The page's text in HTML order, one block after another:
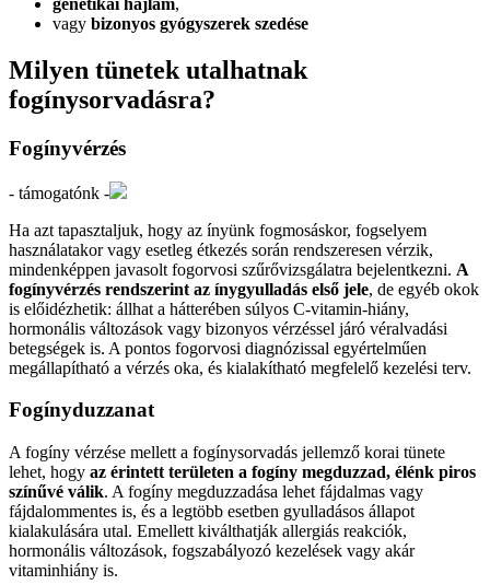
genetikai hajlam,
vagy bizonyos gyógyszerek szedése
Milyen tünetek utalhatnak
fogínysorvadásra?
Fogínyvérzés
- támogatónk -
Ha azt tapasztaljuk, hogy az ínyünk fogmosáskor, fogselyem
használatakor vagy esetleg étkezés során rendszeresen vérzik,
mindenképpen javasolt fogorvosi szűrővizsgálatra bejelentkezni. A
fogínyvérzés rendszerint az ínygyulladás első jele, de egyéb okok
is előidézhetik: állhat a hátterében súlyos C-vitamin-hiány,
hormonális változások vagy bizonyos vérzéssel járó véralvadási
betegségek is. A pontos fogorvosi diagnózissal egyértelműen
megállapítható a vérzés oka, és kialakítható megfelelő kezelési terv.
Fogínyduzzanat
A fogíny vérzése mellett a fogínysorvadás jellemző korai tünete
lehet, hogy az érintett területen a fogíny megduzzad, élénk piros
színűvé válik. A fogíny megduzzadása lehet fájdalmas vagy
fájdalommentes is, és a legtöbb esetben gyulladásos állapot
kialakulására utal. Emellett kiválthatják allergiás reakciók,
hormonális változások, fogszabályozó kezelések vagy akár
vitaminhiány is.